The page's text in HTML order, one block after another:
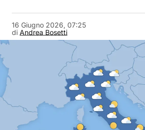
di Andrea Bosetti
16 Giugno 2026, 07:25